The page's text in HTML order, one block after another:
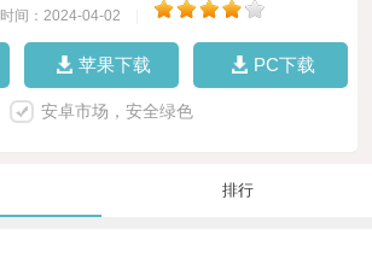
时间：2024-04-02
苹果下载 PC下载
安卓市场，安全绿色
排行